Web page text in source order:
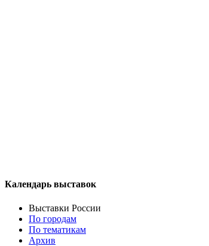
Календарь выставок
Выставки России
По городам
По тематикам
Архив